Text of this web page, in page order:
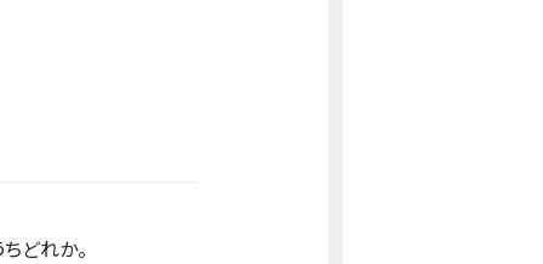
どれか。